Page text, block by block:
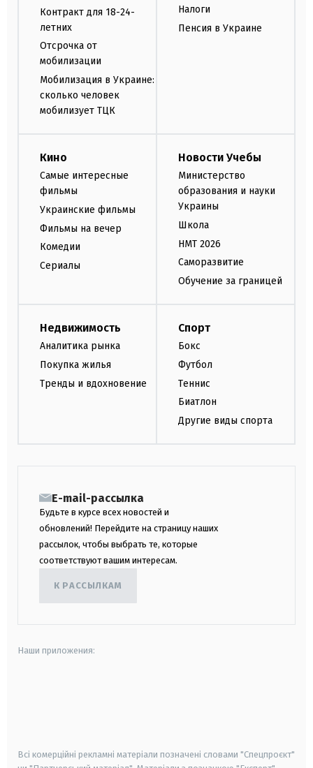
Контракт для 18-24-
летних
Отсрочка от
мобилизации
Мобилизация в Украине:
сколько человек
мобилизует ТЦК
Налоги
Пенсия в Украине
Кино
Самые интересные
фильмы
Украинские фильмы
Фильмы на вечер
Комедии
Сериалы
Новости Учебы
Министерство
образования и науки
Украины
Школа
НМТ 2026
Саморазвитие
Обучение за границей
Недвижимость
Аналитика рынка
Покупка жилья
Тренды и вдохновение
Спорт
Бокс
Футбол
Теннис
Биатлон
Другие виды спорта
E-mail-рассылка
Будьте в курсе всех новостей и
обновлений! Перейдите на страницу наших
рассылок, чтобы выбрать те, которые
соответствуют вашим интересам.
К РАССЫЛКАМ
Наши приложения:
Всі комерційні рекламні матеріали позначені словами "Спецпроєкт"